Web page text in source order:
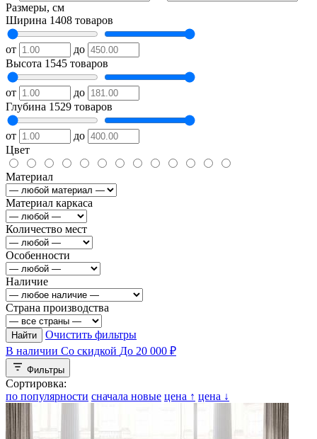
Размеры, см
Ширина 1408 товаров
от
до
Высота 1545 товаров
от
до
Глубина 1529 товаров
от
до
Цвет
Материал
Материал каркаса
Количество мест
Особенности
Наличие
Страна производства
Найти
Очистить фильтры
В наличии Со скидкой До 20 000 ₽
Фильтры
Сортировка:
по популярности сначала новые цена ↑ цена ↓